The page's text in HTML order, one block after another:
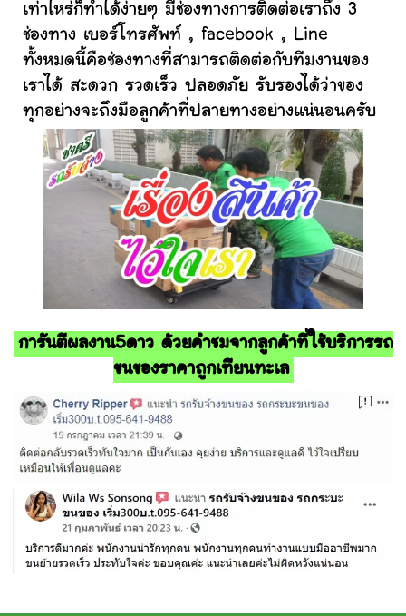
เท่าไหร่ก็ทำได้ง่ายๆ มีช่องทางการติดต่อเราถึง 3
ช่องทาง เบอร์โทรศัพท์ , facebook , Line
ทั้งหมดนี้คือช่องทางที่สามารถติดต่อกับทีมงานของ
เราได้ สะดวก รวดเร็ว ปลอดภัย รับรองได้ว่าของ
ทุกอย่างจะถึงมือลูกค้าที่ปลายทางอย่างแน่นอนครับ
การันตีผลงาน5ดาว ด้วยคำชมจากลูกค้าที่ใช้บริการรถ
ขนของราคาถูกเทียนทะเล